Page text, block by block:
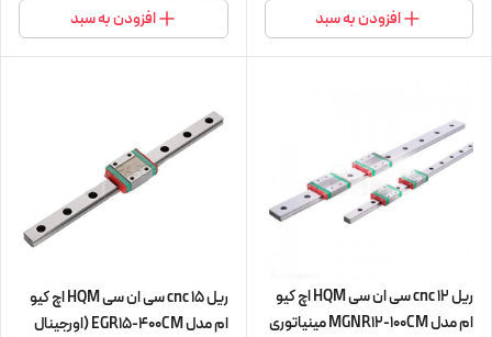
افزودن به سبد افزودن به سبد
ریل 12 cnc سی ان سی HQM اچ کیو
ام مدل MGNR12-100CM مینیاتوری
ریل 15 cnc سی ان سی HQM اچ کیو
ام مدل EGR15-400CM (اورجینال